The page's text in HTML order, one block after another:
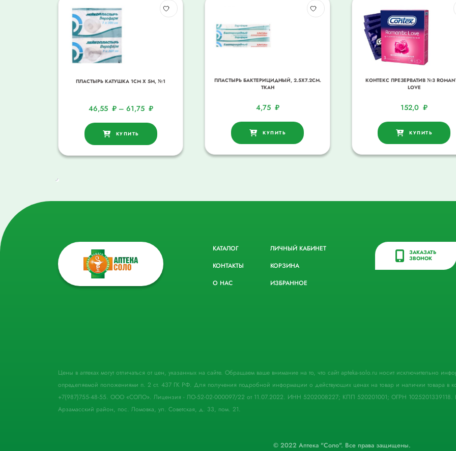
ПЛАСТЫРЬ КАТУШКА 1СМ Х 5М, №1
46,55 ₽ – 61,75 ₽
КУПИТЬ
ПЛАСТЫРЬ БАКТЕРИЦИДНЫЙ, 2.5Х7.2СМ.
ТКАН
4,75 ₽
КУПИТЬ
КОНТЕКС ПРЕЗЕРВАТИВ №3
LOVЕ
152,0₽
КУПИТЬ
КАТАЛОГ
КОНТАКТЫ
О НАС
ЛИЧНЫЙ КАБИНЕТ
КОРЗИНА
ИЗБРАННОЕ
ЗАКАЗАТЬ
ЗВОНОК
Цены в аптеках могут отличаться от цен, указанных на сайте. Обращаем ваше внимание на то, что сайт apteka-solo.ru носит исключительно
определяемой положениями п. 2 ст. 437 ГК РФ. Для получения подробной информации о действующих ценах на товар и наличии товара в
+7(987)755-48-55. ООО «СОЛО». Лицензия - ЛО-52-02-000097/22 от 11.07.2022. ИНН 5202008227; КПП 520201001; ОГРН 1025201339118.
Арзамасский район, пос. Ломовка, ул. Советская, д. 33, пом. 21.
© 2022 Аптека "Соло". Все права защищены.